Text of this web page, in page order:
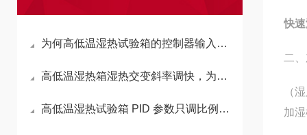
为何高低温湿热试验箱的控制器输入输出点数对后期扩展功能至关重要？
高低温湿热箱湿热交变斜率调快，为什么湿度震荡幅度会呈现明显增大趋势？
高低温湿热试验箱 PID 参数只调比例系数为何会造成湿热工况持续超调
快
二
（
加